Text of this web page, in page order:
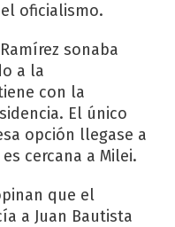
oficialismo.
sonaba
a la
con la
El único
opción llegase a
cercana a Milei.
que el
a Juan Bautista